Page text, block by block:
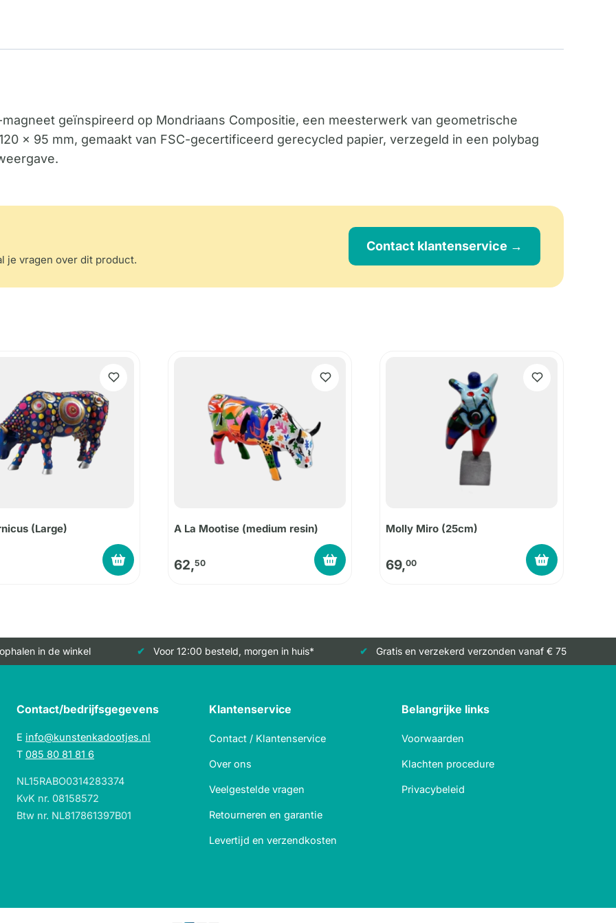
geïnspireerd op Mondriaans Compositie, een meesterwerk van geometrische
x 95 mm, gemaakt van FSC-gecertificeerd gerecycled papier, verzegeld in een polybag
je vragen over dit product.
Contact klantenservice →
(Large) A La Mootise (medium resin)
62,50
Molly Miro (25cm)
69,00
in de winkel Voor 12:00 besteld, morgen in huis* Gratis en verzekerd verzonden vanaf € 75
Contact/bedrijfsgegevens
E info@kunstenkadootjes.nl
T 085 80 81 81 6
NL15RABO0314283374
KvK nr. 08158572
Btw nr. NL817861397B01
Klantenservice
Contact / Klantenservice
Over ons
Veelgestelde vragen
Retourneren en garantie
Levertijd en verzendkosten
Belangrijke links
Voorwaarden
Klachten procedure
Privacybeleid